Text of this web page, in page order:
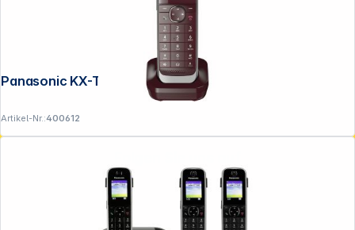
Panasonic KX-TGJA30EXR weinrot
Artikel-Nr.:400612